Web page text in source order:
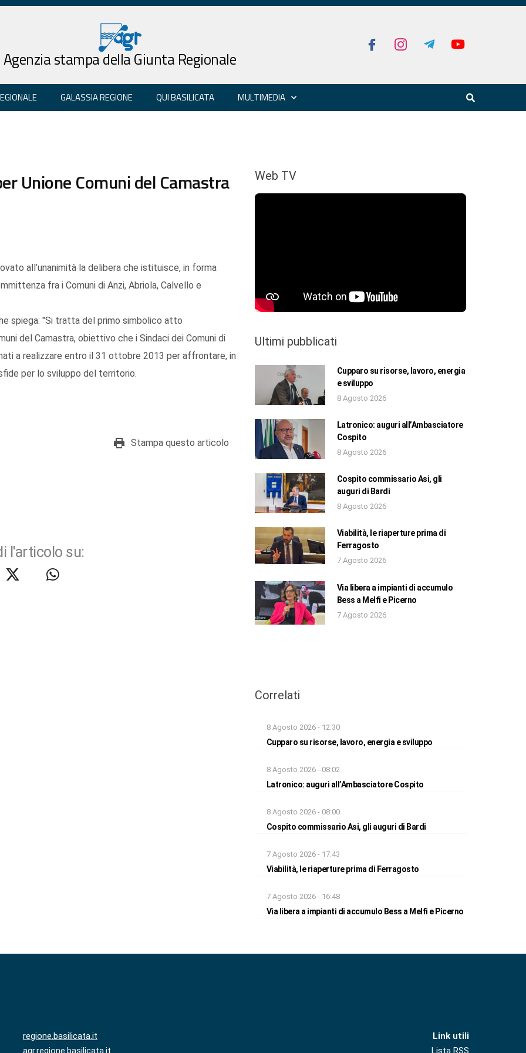
Agenzia stampa della Giunta Regionale
GALASSIA REGIONE QUI BASILICATA MULTIMEDIA
Unione Comuni del Camastra
all’unanimità la delibera che istituisce, in forma
fra i Comuni di Anzi, Abriola, Calvello e
spiega: "Si tratta del primo simbolico atto
del Camastra, obiettivo che i Sindaci dei Comuni di
a realizzare entro il 31 ottobre 2013 per affrontare, in
per lo sviluppo del territorio.
Stampa questo articolo
l'articolo su:
Web TV
Ultimi pubblicati
Cupparo su risorse, lavoro, energia
e sviluppo
8 Agosto 2026
Latronico: auguri all’Ambasciatore
Cospito
8 Agosto 2026
Cospito commissario Asi, gli
auguri di Bardi
8 Agosto 2026
Viabilità, le riaperture prima di
Ferragosto
7 Agosto 2026
Via libera a impianti di accumulo
Bess a Melfi e Picerno
7 Agosto 2026
Correlati
8 Agosto 2026 - 12:30
Cupparo su risorse, lavoro, energia e sviluppo
8 Agosto 2026 - 08:02
Latronico: auguri all’Ambasciatore Cospito
8 Agosto 2026 - 08:00
Cospito commissario Asi, gli auguri di Bardi
7 Agosto 2026 - 17:43
Viabilità, le riaperture prima di Ferragosto
7 Agosto 2026 - 16:48
Via libera a impianti di accumulo Bess a Melfi e Picerno
regione.basilicata.it
agr.regione.basilicata.it
Link utili
Lista RSS